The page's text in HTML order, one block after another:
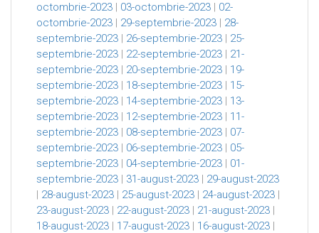
octombrie-2023 | 03-octombrie-2023 | 02-
octombrie-2023 | 29-septembrie-2023 | 28-
septembrie-2023 | 26-septembrie-2023 | 25-
septembrie-2023 | 22-septembrie-2023 | 21-
septembrie-2023 | 20-septembrie-2023 | 19-
septembrie-2023 | 18-septembrie-2023 | 15-
septembrie-2023 | 14-septembrie-2023 | 13-
septembrie-2023 | 12-septembrie-2023 | 11-
septembrie-2023 | 08-septembrie-2023 | 07-
septembrie-2023 | 06-septembrie-2023 | 05-
septembrie-2023 | 04-septembrie-2023 | 01-
septembrie-2023 | 31-august-2023 | 29-august-2023
| 28-august-2023 | 25-august-2023 | 24-august-2023 |
23-august-2023 | 22-august-2023 | 21-august-2023 |
18-august-2023 | 17-august-2023 | 16-august-2023 |